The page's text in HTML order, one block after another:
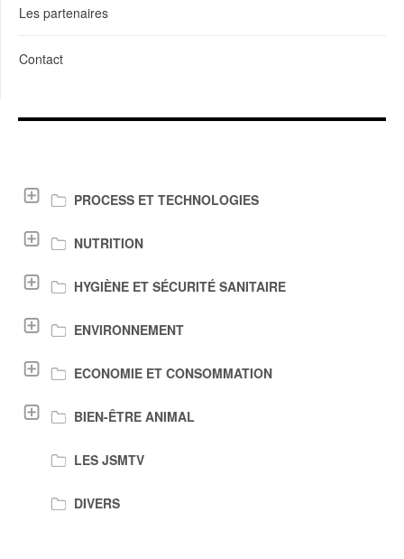
Les partenaires
Contact
PROCESS ET TECHNOLOGIES
NUTRITION
HYGIÈNE ET SÉCURITÉ SANITAIRE
ENVIRONNEMENT
ECONOMIE ET CONSOMMATION
BIEN-ÊTRE ANIMAL
LES JSMTV
DIVERS